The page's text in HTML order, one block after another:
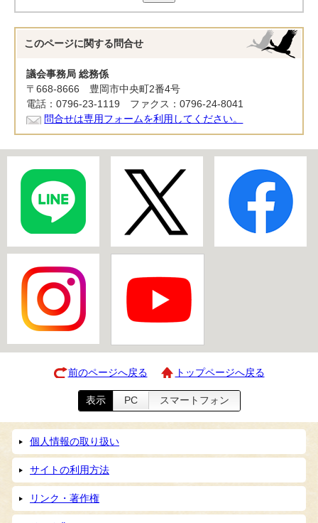
このページに関する 問合せ
議会事務局 総務係
〒668-8666 豊岡市中央町2番4号
電話：0796-23-1119 ファクス：0796-24-8041
問合せは専用フォームを利用してください。
前のページへ戻る トップページへ戻る
表示 PC スマートフォン
個人情報の取り扱い
サイトの利用方法
リンク・著作権